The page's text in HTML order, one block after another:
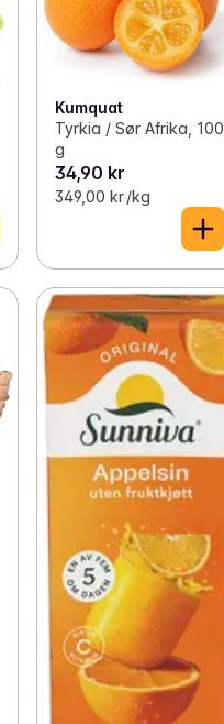
Kumquat
Tyrkia / Sør Afrika, 100
g
34,90 kr
349,00 kr /kg